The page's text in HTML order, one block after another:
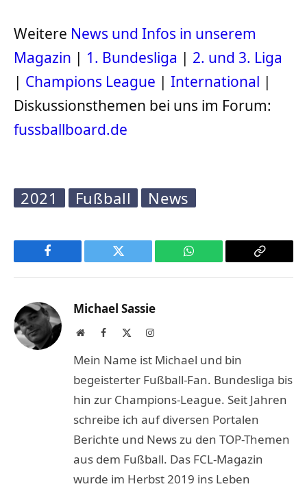
Weitere News und Infos in unserem
Magazin | 1. Bundesliga | 2. und 3. Liga
| Champions League | International |
Diskussionsthemen bei uns im Forum:
fussballboard.de
2021 Fußball News
Facebook Twitter WhatsApp
Copy
Michael Sassie
WebsiteFacebook Instagram
Mein Name ist Michael und bin
begeisterter Fußball-Fan. Bundesliga bis
hin zur Champions-League. Seit Jahren
schreibe ich auf diversen Portalen
Berichte und News zu den TOP-Themen
aus dem Fußball. Das FCL-Magazin
wurde im Herbst 2019 ins Leben